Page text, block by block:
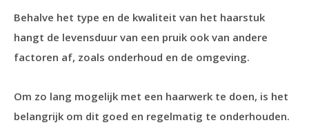
Behalve het type en de kwaliteit van het haarstuk
hangt de levensduur van een pruik ook van andere
factoren af, zoals onderhoud en de omgeving.
Om zo lang mogelijk met een haarwerk te doen, is het
belangrijk om dit goed en regelmatig te onderhouden.